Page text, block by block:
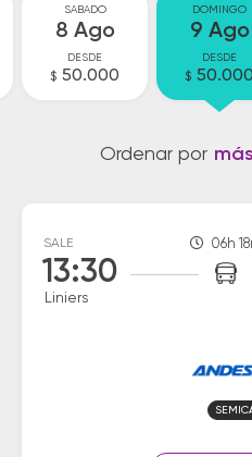
SABADO
8 Ago
DESDE
$ 50.000
DOMINGO
9 Ago
DESDE
$ 50.000
Ordenar por
SALE
13:30
Liniers
06h